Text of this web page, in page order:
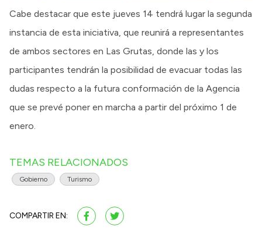
Cabe destacar que este jueves 14 tendrá lugar la segunda
instancia de esta iniciativa, que reunirá a representantes
de ambos sectores en Las Grutas, donde las y los
participantes tendrán la posibilidad de evacuar todas las
dudas respecto a la futura conformación de la Agencia
que se prevé poner en marcha a partir del próximo 1 de
enero.
TEMAS RELACIONADOS
Gobierno Turismo
COMPARTIR EN: